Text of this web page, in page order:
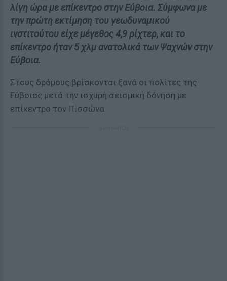
λίγη ώρα με επίκεντρο στην Εύβοια. Σύμφωνα με
την πρώτη εκτίμηση του γεωδυναμικού
ινστιτούτου είχε μέγεθος 4,9 ρίχτερ, και το
επίκεντρο ήταν 5 χλμ ανατολικά των Ψαχνών στην
Εύβοια.
Στους δρόμους βρίσκονται ξανά οι πολίτες της
Εύβοιας μετά την ισχυρή σεισμική δόνηση με
επίκεντρο τον Πισσώνα.